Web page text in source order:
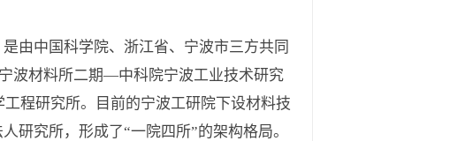
由中国科学院、浙江省、宁波市三方共同
波材料所二期—中科院宁波工业技术研究
程研究所。目前的宁波工研院下设材料技
研究所，形成了“一院四所”的架构格局。